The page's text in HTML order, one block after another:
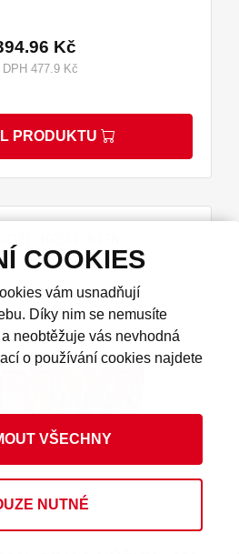
Kč
477.9 Kč
PRODUKTU
COOKIES
vám usnadňují
Díky nim se nemusíte
neobtěžuje vás nevhodná
o používání cookies najdete
VŠECHNY
NUTNÉ